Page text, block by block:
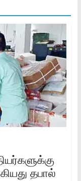
தபால்